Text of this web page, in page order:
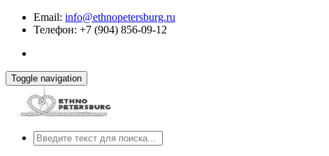
Email: info@ethnopetersburg.ru
Телефон: +7 (904) 856-09-12
Toggle navigation